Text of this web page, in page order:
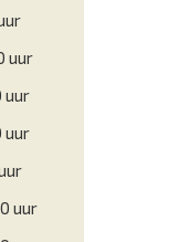
uur
uur
uur
uur